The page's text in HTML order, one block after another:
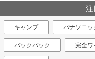
注
キャンプ パナソニッ
バックパック 完全ワ